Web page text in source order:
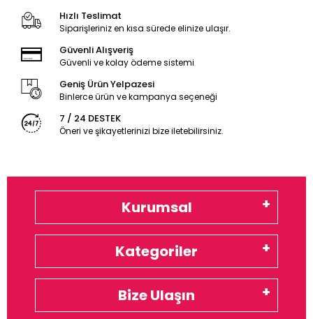
Hızlı Teslimat
Siparişleriniz en kısa sürede elinize ulaşır.
Güvenli Alışveriş
Güvenli ve kolay ödeme sistemi
Geniş Ürün Yelpazesi
Binlerce ürün ve kampanya seçeneği
7 / 24 DESTEK
Öneri ve şikayetlerinizi bize iletebilirsiniz.
Kurumsal
Kategoriler
Bize Ulaşın